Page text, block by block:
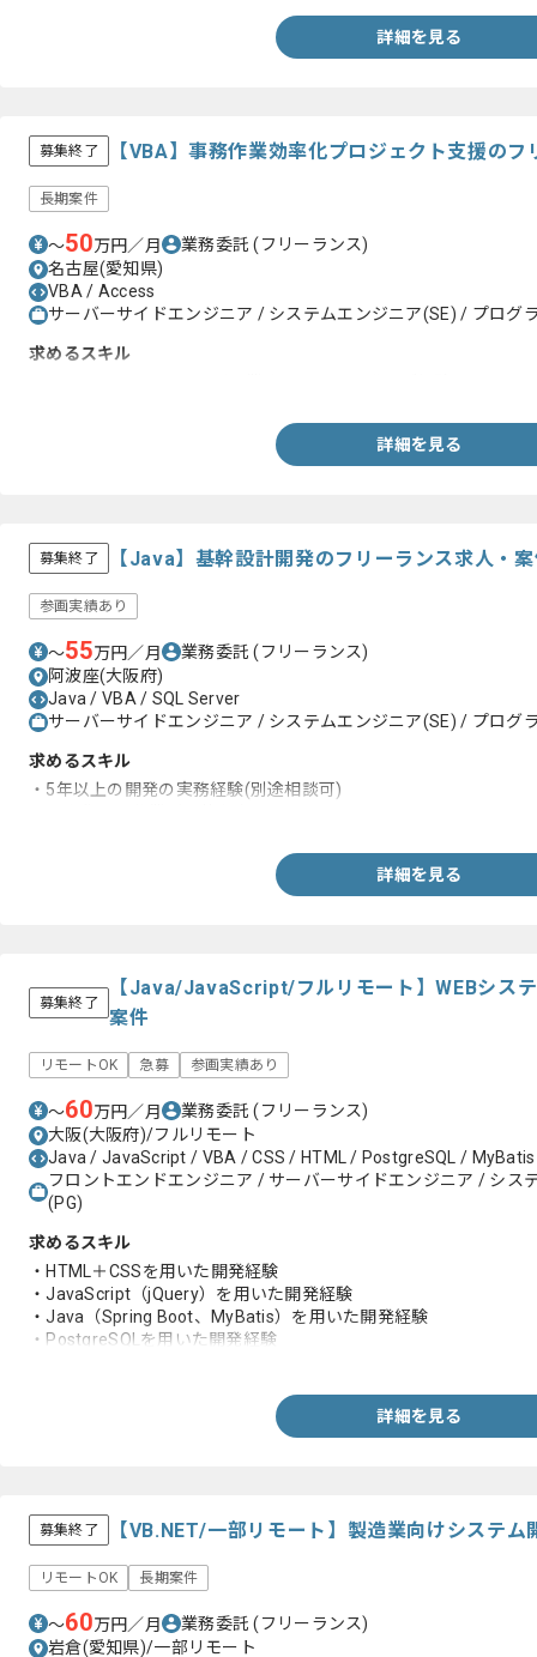
詳細を見る
募集終了 【VBA】事務作業効率化プロジェクト支援の
長期案件
〜50万円／月 業務委託(フリーランス)
名古屋(愛知県)
VBA / Access
サーバーサイドエンジニア / システムエンジニア(SE) / プログ
求めるスキル
詳細を見る
募集終了 【Java】基幹設計開発のフリーランス求人・
参画実績あり
〜55万円／月 業務委託(フリーランス)
阿波座(大阪府)
Java / VBA / SQL Server
サーバーサイドエンジニア / システムエンジニア(SE) / プログ
求めるスキル
・5年以上の開発の実務経験(別途相談可)
詳細を見る
募集終了
【Java/JavaScript/フルリモート】WEBシス
案件
リモートOK 急募 参画実績あり
〜60万円／月 業務委託(フリーランス)
大阪(大阪府)/フルリモート
Java / JavaScript / VBA / CSS / HTML / PostgreSQL /
フロントエンドエンジニア / サーバーサイドエンジニア / シス
(PG)
求めるスキル
・HTML＋CSSを用いた開発経験
・JavaScript（jQuery）を用いた開発経験
・Java（Spring Boot、MyBatis）を用いた開発経験
・PostgreSQLを用いた開発経験
詳細を見る
募集終了 【VB.NET/一部リモート】製造業向けシステ
リモートOK 長期案件
〜60万円／月 業務委託(フリーランス)
岩倉(愛知県)/一部リモート